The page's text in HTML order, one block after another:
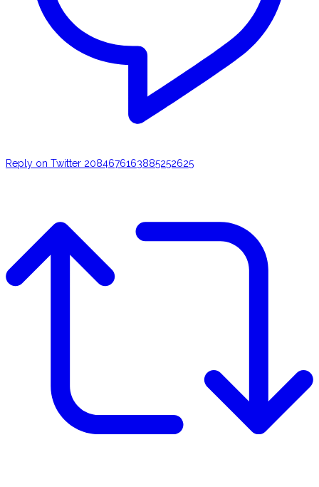
Reply on Twitter 2084676163885252625